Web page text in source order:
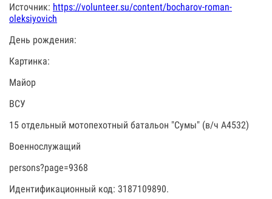
Источник: https://volunteer.su/content/bocharov-roman-
oleksiyovich
День рождения:
Картинка:
Майор
ВСУ
15 отдельный мотопехотный батальон "Сумы" (в/ч А4532)
Военнослужащий
persons?page=9368
Идентификационный код: 3187109890.